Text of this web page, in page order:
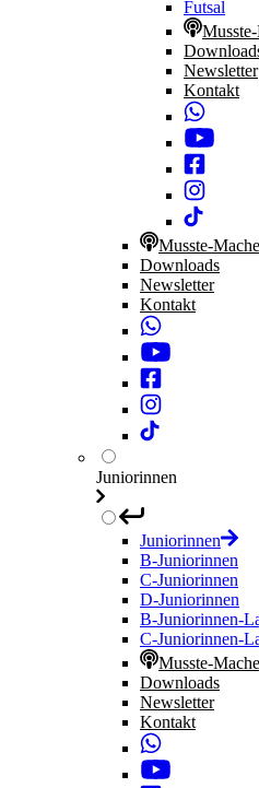
Futsal
Newsletter
Kontakt
Musste-
Downloads
Newsletter
Kontakt
Juniorinnen
Juniorinnen
B-Juniorinnen
C-Juniorinnen
D-Juniorinnen
B-Juniorinnen-
C-Juniorinnen-
Musste-
Downloads
Newsletter
Kontakt